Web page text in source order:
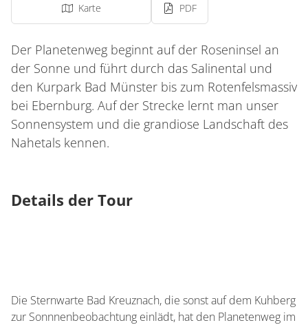
Karte PDF
Der Planetenweg beginnt auf der Roseninsel an
der Sonne und führt durch das Salinental und
den Kurpark Bad Münster bis zum Rotenfelsmassiv
bei Ebernburg. Auf der Strecke lernt man unser
Sonnensystem und die grandiose Landschaft des
Nahetals kennen.
Details der Tour
Die Sternwarte Bad Kreuznach, die sonst auf dem Kuhberg
zur Sonnnenbeobachtung einlädt, hat den Planetenweg im